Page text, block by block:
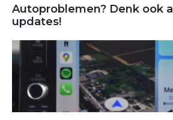
Autoproblemen? Denk ook
updates!